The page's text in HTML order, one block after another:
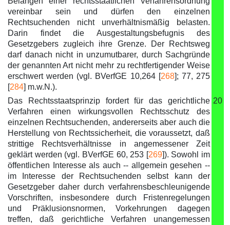
vereinbar sein und dürfen den einzelnen
Rechtsuchenden nicht unverhältnismäßig belasten.
Darin findet die Ausgestaltungsbefugnis des
Gesetzgebers zugleich ihre Grenze. Der Rechtsweg
darf danach nicht in unzumutbarer, durch Sachgründe
der genannten Art nicht mehr zu rechtfertigender Weise
erschwert werden (vgl. BVerfGE 10,264 [268]; 77, 275
[284] m.w.N.).
Das Rechtsstaatsprinzip fordert für das gerichtliche
Verfahren einen wirkungsvollen Rechtsschutz des
einzelnen Rechtsuchenden, andererseits aber auch die
Herstellung von Rechtssicherheit, die voraussetzt, daß
strittige Rechtsverhältnisse in angemessener Zeit
geklärt werden (vgl. BVerfGE 60, 253 [269]). Sowohl im
öffentlichen Interesse als auch -- allgemein gesehen --
im Interesse der Rechtsuchenden selbst kann der
Gesetzgeber daher durch verfahrensbeschleunigende
Vorschriften, insbesondere durch Fristenregelungen
und Präklusionsnormen, Vorkehrungen dagegen
treffen, daß gerichtliche Verfahren unangemessen
20